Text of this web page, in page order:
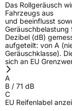
Das Rollgeräusch
Fahrzeugs aus
und beeinflusst
Geräuschbelastung
Dezibel (dB)
aufgeteilt: von A
Geräuschklasse).
sich an EU
A
B / 71 dB
C
EU Reifenlabel